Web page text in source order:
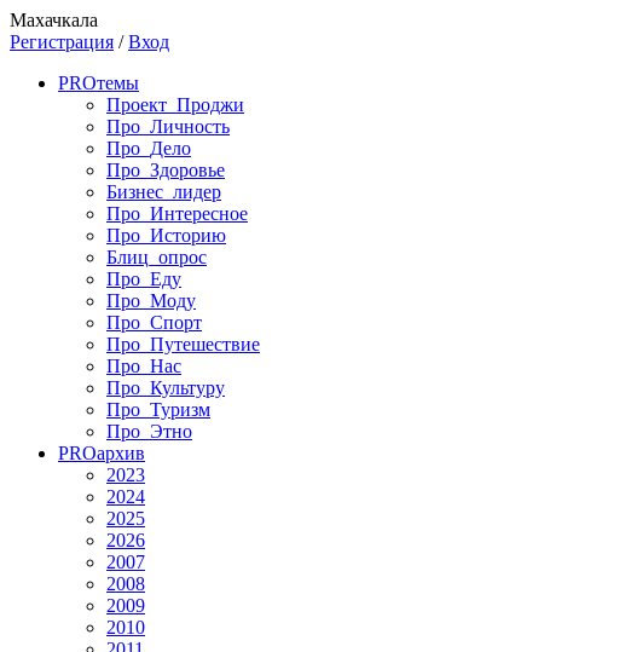
Махачкала
Регистрация /Вход
PROтемы
Проект_Проджи
Про_Личность
Про_Дело
Про_Здоровье
Бизнес_лидер
Про_Интересное
Про_Историю
Блиц_опрос
Про_Еду
Про_Моду
Про_Спорт
Про_Путешествие
Про_Нас
Про_Культуру
Про_Туризм
Про_Этно
PROархив
2023
2024
2025
2026
2007
2008
2009
2010